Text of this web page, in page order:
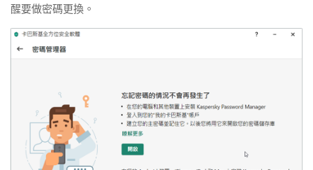
醒要做密碼更換。